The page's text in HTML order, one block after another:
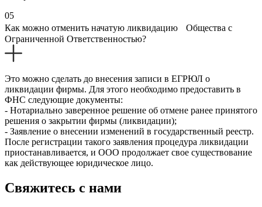
05
Как можно отменить начатую ликвидацию Общества с
Ограниченной Ответственностью?
Это можно сделать до внесения записи в ЕГРЮЛ о
ликвидации фирмы. Для этого необходимо предоставить в
ФНС следующие документы:
- Нотариально заверенное решение об отмене ранее принятого
решения о закрытии фирмы (ликвидации);
- Заявление о внесении изменений в государственный реестр.
После регистрации такого заявления процедура ликвидации
приостанавливается, и ООО продолжает свое существование
как действующее юридическое лицо.
Свяжитесь с нами